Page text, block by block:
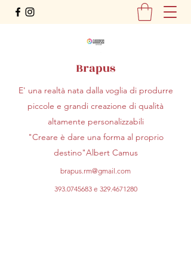
Brapus
E' una realtà nata dalla voglia di produrre
piccole e grandi creazione di qualità
altamente personalizzabili
"Creare è dare una forma al proprio
destino"Albert Camus
brapus.rm@gmail.com
393.0745683e 329.4671280